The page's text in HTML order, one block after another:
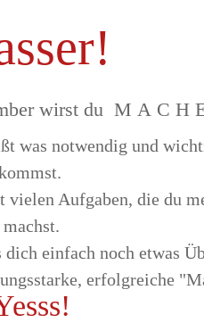
wirst du
was notwendig und
Aufgaben, die du
machst.
einfach noch etwas
erfolgreiche